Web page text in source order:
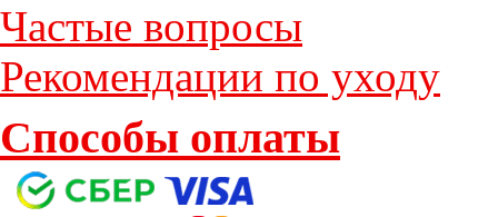
Частые вопросы
Рекомендации по уходу
Способы оплаты